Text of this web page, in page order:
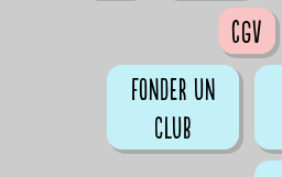
CGV
Fonder un
club